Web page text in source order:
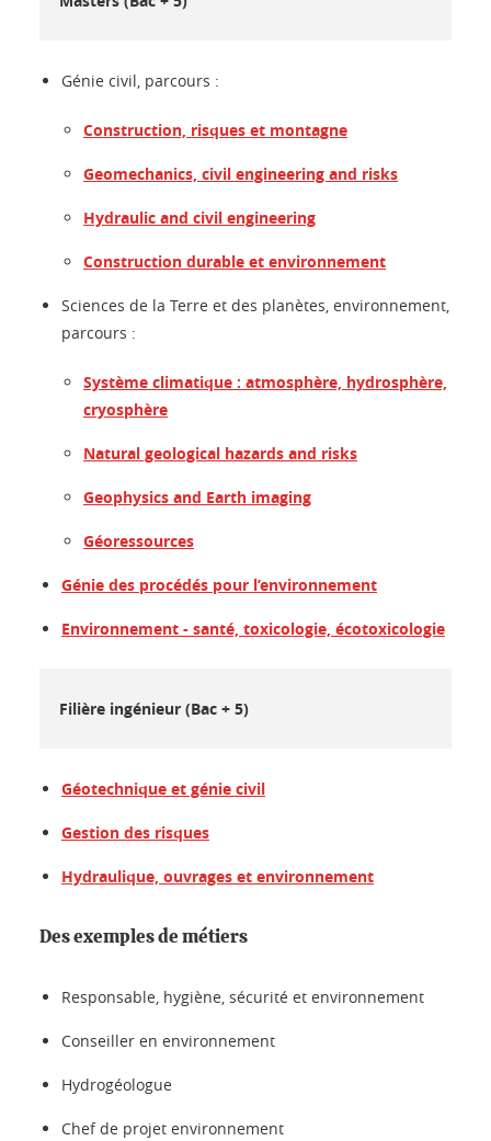
Génie civil, parcours :
Construction, risques et montagne
Geomechanics, civil engineering and risks
Hydraulic and civil engineering
Construction durable et environnement
Sciences de la Terre et des planètes, environnement,
parcours :
Système climatique : atmosphère, hydrosphère,
cryosphère
Natural geological hazards and risks
Geophysics and Earth imaging
Géoressources
Génie des procédés pour l’environnement
Environnement - santé, toxicologie, écotoxicologie
Filière ingénieur (Bac + 5)
Géotechnique et génie civil
Gestion des risques
Hydraulique, ouvrages et environnement
Des exemples de métiers
Responsable, hygiène, sécurité et environnement
Conseiller en environnement
Hydrogéologue
Chef de projet environnement